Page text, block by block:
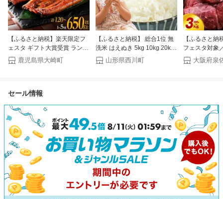
【ふるさと納税】楽天限定フ
ェスタ ギフト大賞受賞 ランキ
ング 1位 うなぎ 国産 鰻 蒲焼
き 1尾 〜 5尾 120g 〜 650g |
ナギ unagi 丑の日 鹿児島 大崎
送料無料
鹿児島県大崎町
【ふるさと納税】 総合1位 無
洗米 はえぬき 5kg 10kg 20kg
定期便も選べる レビュー高評
価 山形県産 令和7年産 選べる
産 ブランド米 弁当 FYN1-
山形県西川町
【ふるさと納
フェスタ対象
翌日発送 総合
じ佃煮付き
泉佐野市 送料
大阪府泉
セール情報